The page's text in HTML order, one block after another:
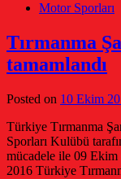
Motor Sporları
Tırmanma
tamamlandı
Posted on 10 Ekim
Türkiye Tırmanma
Sporları Kulübü
mücadele ile 09 Ekim
2016 Türkiye